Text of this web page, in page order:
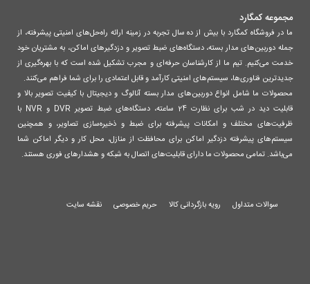
مجموعه کمگارد
ما در فروشگاه کمگارد با بیش از ده سال تجربه در زمینه ارائه راه‌حل‌های امنیتی پیشرفته، از
جمله دوربین‌های مدار بسته، دستگاه‌های ضبط تصویر و دزدگیرهای اماکن، به مشتریان خود
خدمت می‌کنیم. تیم ما از کارشناسان حرفه‌ای و مجرب تشکیل شده است که با بهره‌گیری از
جدیدترین فناوری‌ها، سیستم‌های امنیتی کارآمد و قابل اعتمادی را برای شما فراهم می‌کنند.
محصولات ما شامل انواع دوربین‌های مدار بسته آنالوگ و دیجیتال با کیفیت تصویر بالا و
قابلیت دید در شب برای نظارت 24 ساعته، دستگاه‌های ضبط تصویر DVR و NVR با
ظرفیت‌های مختلف و امکانات پیشرفته برای ضبط و ذخیره‌سازی تصاویر، و همچنین
سیستم‌های پیشرفته دزدگیر اماکن برای محافظت از منازل، محل کار و دیگر اماکن شما
می‌باشد. تمامی محصولات ما دارای قابلیت‌های اتصال به شبکه و هشدارهای فوری هستند.
سوالات متداول رویه بازگردانی کالا حریم خصوصی نقشه سایت